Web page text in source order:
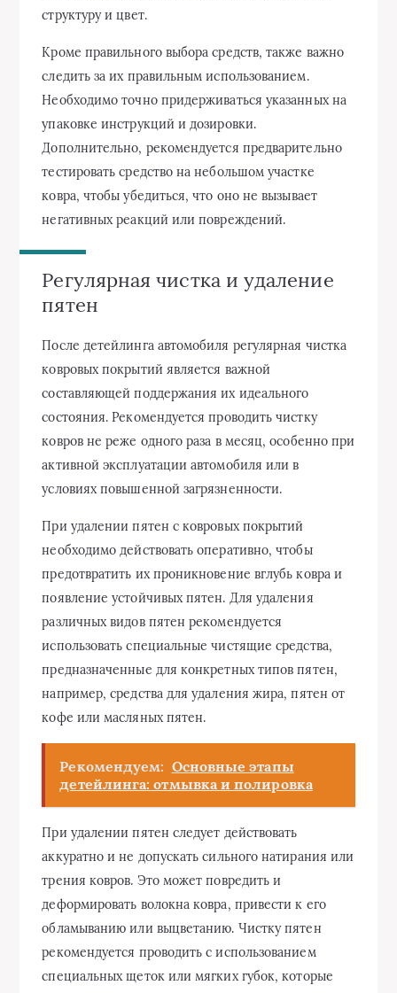
структуру и цвет.
Кроме правильного выбора средств, также важно
следить за их правильным использованием.
Необходимо точно придерживаться указанных на
упаковке инструкций и дозировки.
Дополнительно, рекомендуется предварительно
тестировать средство на небольшом участке
ковра, чтобы убедиться, что оно не вызывает
негативных реакций или повреждений.
Регулярная чистка и удаление
пятен
После детейлинга автомобиля регулярная чистка
ковровых покрытий является важной
составляющей поддержания их идеального
состояния. Рекомендуется проводить чистку
ковров не реже одного раза в месяц, особенно при
активной эксплуатации автомобиля или в
условиях повышенной загрязненности.
При удалении пятен с ковровых покрытий
необходимо действовать оперативно, чтобы
предотвратить их проникновение вглубь ковра и
появление устойчивых пятен. Для удаления
различных видов пятен рекомендуется
использовать специальные чистящие средства,
предназначенные для конкретных типов пятен,
например, средства для удаления жира, пятен от
кофе или масляных пятен.
Рекомендуем: Основные этапы
детейлинга: отмывка и полировка
При удалении пятен следует действовать
аккуратно и не допускать сильного натирания или
трения ковров. Это может повредить и
деформировать волокна ковра, привести к его
обламыванию или выцветанию. Чистку пятен
рекомендуется проводить с использованием
специальных щеток или мягких губок, которые